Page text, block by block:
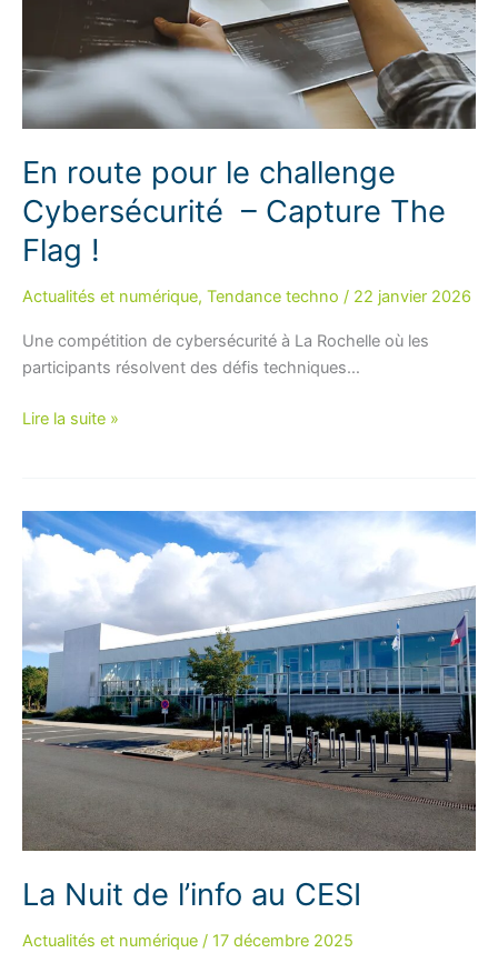
En route pour le challenge
Cybersécurité – Capture The
Flag !
Actualités et numérique, Tendance techno / 22 janvier 2026
Une compétition de cybersécurité à La Rochelle où les
participants résolvent des défis techniques…
En
challenge
Cybersécurité
Capture
The
Flag !
Lire la suite »
La Nuit de l’info au CESI
Actualités et numérique / 17 décembre 2025